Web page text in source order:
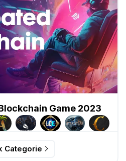
Game 2023
Categorie